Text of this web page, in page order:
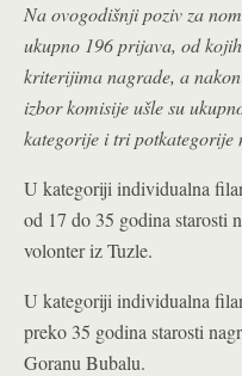
Na ovogodišnji poziv za
ukupno 196 prijava, od
kriterijima nagrade, a
izbor komisije ušle su
kategorije i tri potkategorije
U kategoriji individualna
od 17 do 35 godina starosti
volonter iz Tuzle.
U kategoriji individualna
preko 35 godina starosti
Goranu Bubalu.